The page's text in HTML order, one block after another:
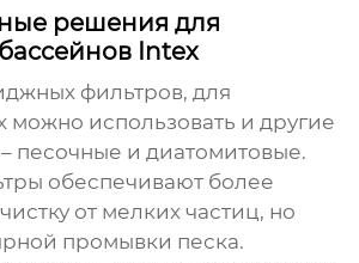
решения для
Intex
фильтров, для
можно использовать и другие
песочные и диатомитовые.
обеспечивают более
от мелких частиц, но
промывки песка.